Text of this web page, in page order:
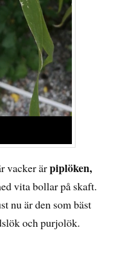
vacker ärpiplöken,
vita bollar på skaft.
nu är den som bäst
och purjolök.